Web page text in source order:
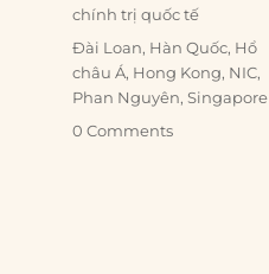
chính trị quốc tế
Tags
Đài Loan, Hàn Quốc, Hổ
châu Á, Hong Kong, NIC,
Phan Nguyên,Singapore
0 Comments